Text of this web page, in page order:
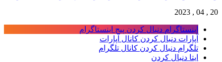
20 , 04 , 2023
اینستاگرام دنبال کردن پیج اینستاگرام
آپارات دنبال کردن کانال آپارات
تلگرام دنبال کردن کانال تلگرام
ایتا دنبال کردن